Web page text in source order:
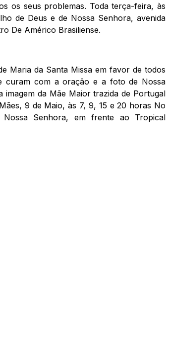
os seus problemas. Toda terça-feira, às
de Deus e de Nossa Senhora, avenida
De Américo Brasiliense.
Maria da Santa Missa em favor de todos
curam com a oração e a foto de Nossa
imagem da Mãe Maior trazida de Portugal
9 de Maio, às 7, 9, 15 e 20 horas No
Senhora, em frente ao Tropical